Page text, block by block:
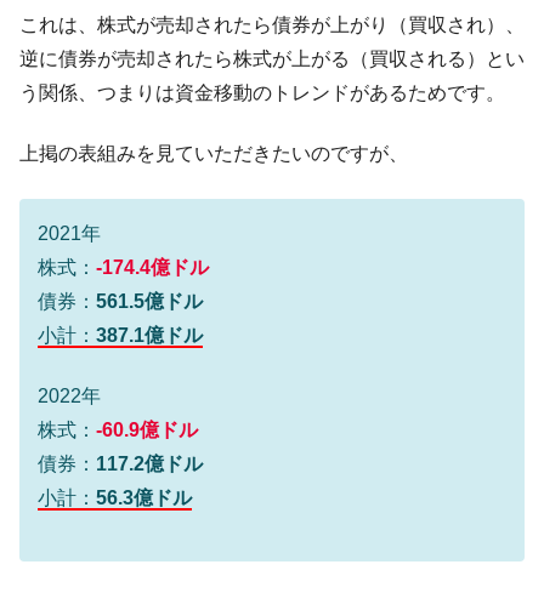
他人事のような発言。
『Money1』
韓国半導体『SKハイニックス』2026年2Qの
業績「史上最高益」当期純利益は前年同期比13.4倍に。
機 ⇒ 10.7兆では損が出るからできない。
発動！
IT産業は人を雇用する効果は低い。全産業の
半分未満しか雇用を生まない
『Money1』
韓国「株式市場が賭博場のように変質した
『Money1』
韓国「2026年1Q 資金循環統計」面白い結果
に。
『Money1』
韓国化学企業最大手『ロッテケミカル』純
借入金が約8兆。信用格付け「ネガティブ」にダウン
これは、株式が売却されたら債券が上がり（買収され）、
逆に債券が売却されたら株式が上がる（買収される）とい
う関係、つまりは資金移動のトレンドがあるためです。
上掲の表組みを見ていただきたいのですが、
2021年
株式： -174.4億ドル
債券： 561.5億ドル
小計： 387.1億ドル
2022年
株式： -60.9億ドル
債券： 117.2億ドル
小計： 56.3億ドル